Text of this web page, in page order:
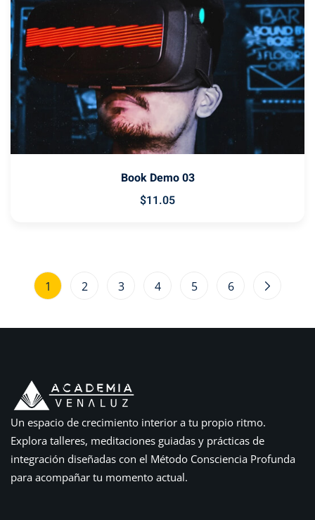
Book Demo 03
$11.05
1 2 3 4 5 6
Un espacio de crecimiento interior a tu propio ritmo.
Explora talleres, meditaciones guiadas y prácticas de
integración diseñadas con el Método Consciencia Profunda
para acompañar tu momento actual.